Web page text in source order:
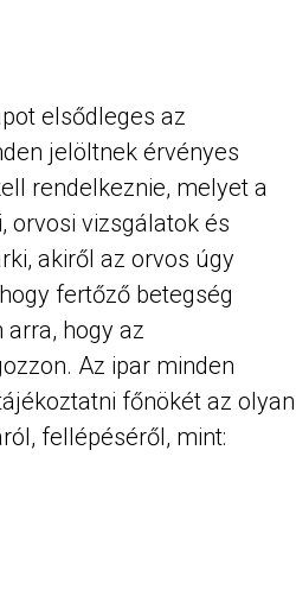
elsődleges az
jelöltnek érvényes
rendelkeznie, melyet a
orvosi vizsgálatok és
akiről az orvos úgy
fertőző betegség
hogy az
Az ipar minden
főnökét az olyan
fellépéséről, mint: